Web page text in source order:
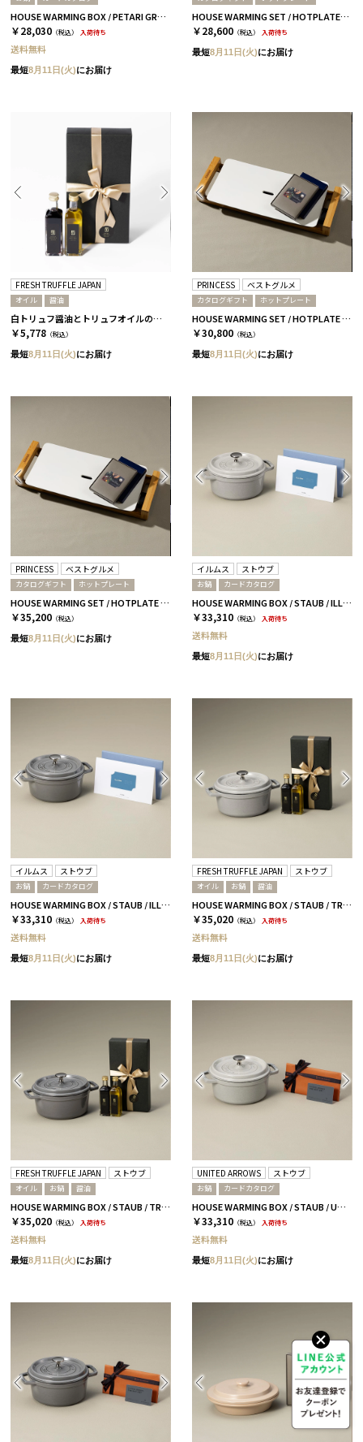
HOUSE WARMING BOX / PETARI GRAY / CATALOG セルヴァンテス
￥28,030 （税込） 入荷待ち
送料無料
最短8月11日(火)にお届け
HOUSE WARMING SET / HOTPLATE-mini & FOOD CATALOG HMK
￥28,600 （税込） 入荷待ち
最短8月11日(火)にお届け
FRESH TRUFFLE JAPAN
オイル 醤油
白トリュフ醤油とトリュフオイルのセット［FRESH TRUFFLE JAPAN］
￥5,778 （税込）
最短8月11日(火)にお届け
PRINCESS ベストグルメ
カタログギフト ホットプレート
HOUSE WARMING SET / HOTPLATE & CATALOG ヴィユメン
￥30,800 （税込）
最短8月11日(火)にお届け
PRINCESS ベストグルメ
カタログギフト ホットプレート
HOUSE WARMING SET / HOTPLATE & CATALOG セルヴァンテス
￥35,200 （税込）
最短8月11日(火)にお届け
イルムス ストウブ
お鍋 カードカタログ
HOUSE WARMING BOX / STAUB / ILLUMS ストロイエ-C WHITE
￥33,310 （税込） 入荷待ち
送料無料
最短8月11日(火)にお届け
イルムス ストウブ
お鍋 カードカタログ
HOUSE WARMING BOX / STAUB / ILLUMS ストロイエ-C GRAY
￥33,310 （税込） 入荷待ち
送料無料
最短8月11日(火)にお届け
FRESH TRUFFLE JAPAN ストウブ
オイル お鍋 醤油
HOUSE WARMING BOX / STAUB / TRUFFLE OIL WHITE
￥35,020 （税込） 入荷待ち
送料無料
最短8月11日(火)にお届け
FRESH TRUFFLE JAPAN ストウブ
オイル お鍋 醤油
HOUSE WARMING BOX / STAUB / TRUFFLE OIL GRAY
￥35,020 （税込） 入荷待ち
送料無料
最短8月11日(火)にお届け
UNITED ARROWS ストウブ
お鍋 カードカタログ
HOUSE WARMING BOX / STAUB / UNITED ARROWS TPコース WHITE
￥33,310 （税込） 入荷待ち
送料無料
最短8月11日(火)にお届け